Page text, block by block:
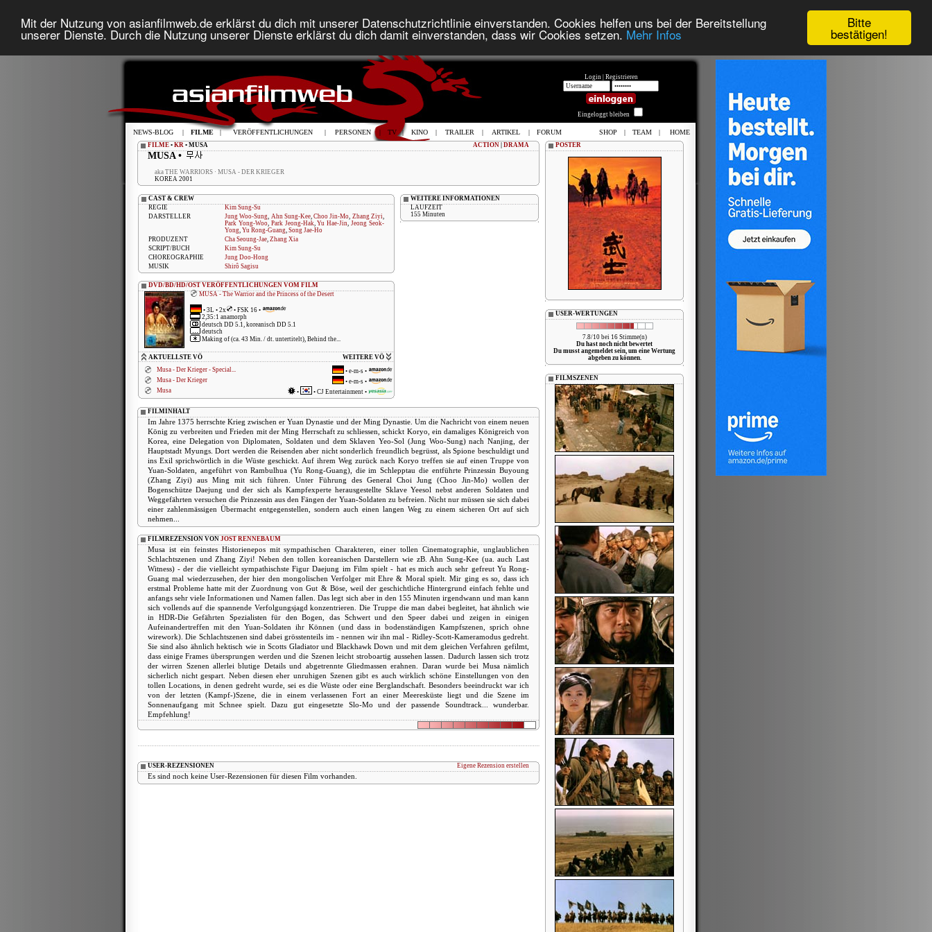
Bitte
bestätigen!
Mit der Nutzung von asianfilmweb.de erklärst du dich mit unserer Datenschutzrichtlinie einverstanden. Cookies helfen uns bei der Bereitstellung
unserer Dienste. Durch die Nutzung unserer Dienste erklärst du dich damit einverstanden, dass wir Cookies setzen. Mehr Infos
NEWS-BLOG | FILME | VERÖFFENTLICHUNGEN | PERSONEN | TV | KINO | TRAILER | ARTIKEL | FORUM SHOP | TEAM | HOME
Login | Registrieren
Eingeloggt bleiben
ACTION DRAMA
FILME • KR • MUSA
MUSA •
aka THE WARRIORS · MUSA - DER KRIEGER
KOREA 2001
CAST & CREW
REGIE
Kim Sung-Su
DARSTELLER
Jung Woo-Sung, Ahn Sung-Kee,Choo Jin-Mo, Zhang Ziyi,
Park Yong-Woo, Park Jeong-Hak,Yu Hae-Jin,Jeong Seok-
Yong, Yu Rong-Guang, Song Jae-Ho
PRODUZENT
Cha Seoung-Jae, Zhang Xia
SCRIPT/BUCH
Kim Sung-Su
CHOREOGRAPHIE
Jung Doo-Hong
MUSIK
Shirô Sagisu
DVD/BD/HD/OST VERÖFFENTLICHUNGEN VOM FILM
MUSA - The Warrior and the Princess of the Desert
• 3L • 2x
• FSK 16 •
2,35:1 anamorph
deutsch DD 5.1, koreanisch DD 5.1
deutsch
Making of (ca. 43 Min. / dt. untertitelt), Behind the...
WEITERE VÖ
AKTUELLSTE VÖ
Musa - Der Krieger - Special...
• e-m-s •
Musa - Der Krieger
• e-m-s •
Musa
• • CJ Entertainment •
WEITERE INFORMATIONEN
LAUFZEIT
155 Minuten
FILMINHALT
Im Jahre 1375 herrschte Krieg zwischen er Yuan Dynastie und der Ming Dynastie. Um die Nachricht von einem neuen
König zu verbreiten und Frieden mit der Ming Herrschaft zu schliessen, schickt Koryo, ein damaliges Königreich von
Korea, eine Delegation von Diplomaten, Soldaten und dem Sklaven Yeo-Sol (Jung Woo-Sung) nach Nanjing, der
Hauptstadt Myungs. Dort werden die Reisenden aber nicht sonderlich freundlich begrüsst, als Spione beschuldigt und
ins Exil sprichwörtlich in die Wüste geschickt. Auf ihrem Weg zurück nach Koryo treffen sie auf einen Truppe von
Yuan-Soldaten, angeführt von Rambulhua (Yu Rong-Guang), die im Schlepptau die entführte Prinzessin Buyoung
(Zhang Ziyi) aus Ming mit sich führen. Unter Führung des General Choi Jung (Choo Jin-Mo) wollen der
Bogenschütze Daejung und der sich als Kampfexperte herausgestellte Sklave Yeesol nebst anderen Soldaten und
Weggefährten versuchen die Prinzessin aus den Fängen der Yuan-Soldaten zu befreien. Nicht nur müssen sie sich dabei
einer zahlenmässigen Übermacht entgegenstellen, sondern auch einen langen Weg zu einem sicheren Ort auf sich
nehmen...
FILMREZENSION VON JOST RENNEBAUM
Musa ist ein feinstes Historienepos mit sympathischen Charakteren, einer tollen Cinematographie, unglaublichen
Schlachtszenen und Zhang Ziyi! Neben den tollen koreanischen Darstellern wie zB. Ahn Sung-Kee (ua. auch Last
Witness) - der die vielleicht sympathischste Figur Daejung im Film spielt - hat es mich auch sehr gefreut Yu Rong-
Guang mal wiederzusehen, der hier den mongolischen Verfolger mit Ehre & Moral spielt. Mir ging es so, dass ich
erstmal Probleme hatte mit der Zuordnung von Gut & Böse, weil der geschichtliche Hintergrund einfach fehlte und
anfangs sehr viele Informationen und Namen fallen. Das legt sich aber in den 155 Minuten irgendwann und man kann
sich vollends auf die spannende Verfolgungsjagd konzentrieren. Die Truppe die man dabei begleitet, hat ähnlich wie
in HDR-Die Gefährten Spezialisten für den Bogen, das Schwert und den Speer dabei und zeigen in einigen
Aufeinandertreffen mit den Yuan-Soldaten ihr Können (und dass in bodenständigen Kampfszenen, sprich ohne
wirework). Die Schlachtszenen sind dabei grösstenteils im - nennen wir ihn mal - Ridley-Scott-Kameramodus gedreht.
Sie sind also ähnlich hektisch wie in Scotts Gladiator und Blackhawk Down und mit dem gleichen Verfahren gefilmt,
dass einige Frames übersprungen werden und die Szenen leicht stroboartig aussehen lassen. Dadurch lassen sich trotz
der wirren Szenen allerlei blutige Details und abgetrennte Gliedmassen erahnen. Daran wurde bei Musa nämlich
sicherlich nicht gespart. Neben diesen eher unruhigen Szenen gibt es auch wirklich schöne Einstellungen von den
tollen Locations, in denen gedreht wurde, sei es die Wüste oder eine Berglandschaft. Besonders beeindruckt war ich
von der letzten (Kampf-)Szene, die in einem verlassenen Fort an einer Meeresküste liegt und die Szene im
Sonnenaufgang mit Schnee spielt. Dazu gut eingesetzte Slo-Mo und der passende Soundtrack... wunderbar.
Empfehlung!
Eigene Rezension erstellen
USER-REZENSIONEN
Es sind noch keine User-Rezensionen für diesen Film vorhanden.
POSTER
USER-WERTUNGEN
7.8/10 bei 16 Stimme(n)
Du hast noch nicht bewertet
Du musst angemeldet sein, um eine Wertung
abgeben zu können.
FILMSZENEN